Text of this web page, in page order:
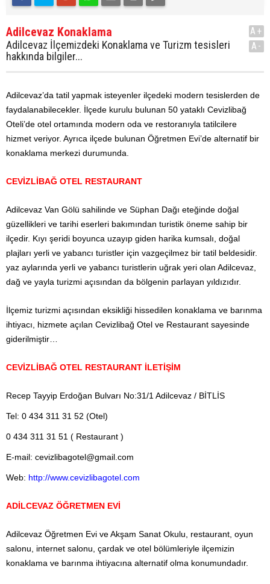
Adilcevaz Konaklama
Adilcevaz İlçemizdeki Konaklama ve Turizm tesisleri
hakkında bilgiler...
A+
A-
Adilcevaz’da tatil yapmak isteyenler ilçedeki modern tesislerden de
faydalanabilecekler. İlçede kurulu bulunan 50 yataklı Cevizlibağ
Oteli’de otel ortamında modern oda ve restoranıyla tatilcilere
hizmet veriyor. Ayrıca ilçede bulunan Öğretmen Evi’de alternatif bir
konaklama merkezi durumunda.
CEVİZLİBAĞ OTEL RESTAURANT
Adilcevaz Van Gölü sahilinde ve Süphan Dağı eteğinde doğal
güzellikleri ve tarihi eserleri bakımından turistik öneme sahip bir
ilçedir. Kıyı şeridi boyunca uzayıp giden harika kumsalı, doğal
plajları yerli ve yabancı turistler için vazgeçilmez bir tatil beldesidir.
yaz aylarında yerli ve yabancı turistlerin uğrak yeri olan Adilcevaz,
dağ ve yayla turizmi açısından da bölgenin parlayan yıldızıdır.
İlçemiz turizmi açısından eksikliği hissedilen konaklama ve barınma
ihtiyacı, hizmete açılan Cevizlibağ Otel ve Restaurant sayesinde
giderilmiştir…
CEVİZLİBAĞ OTEL RESTAURANT İLETİŞİM
Recep Tayyip Erdoğan Bulvarı No:31/1 Adilcevaz / BİTLİS
Tel: 0 434 311 31 52 (Otel)
0 434 311 31 51 ( Restaurant )
E-mail: cevizlibagotel@gmail.com
Web: http://www.cevizlibagotel.com
ADİLCEVAZ ÖĞRETMEN EVİ
Adilcevaz Öğretmen Evi ve Akşam Sanat Okulu, restaurant, oyun
salonu, internet salonu, çardak ve otel bölümleriyle ilçemizin
konaklama ve barınma ihtiyacına alternatif olma konumundadır.